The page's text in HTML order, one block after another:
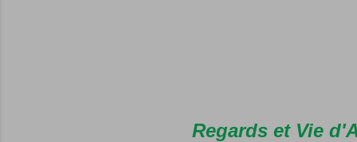
Regards et Vie